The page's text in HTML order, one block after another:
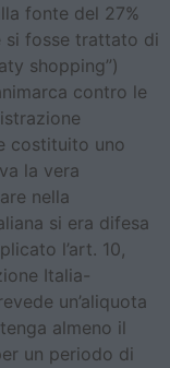
fonte del 27%
si fosse trattato di
shopping”)
contro le
costituito uno
la vera
nella
si era difesa
l’art. 10,
Italia-
un’aliquota
almeno il
un periodo di